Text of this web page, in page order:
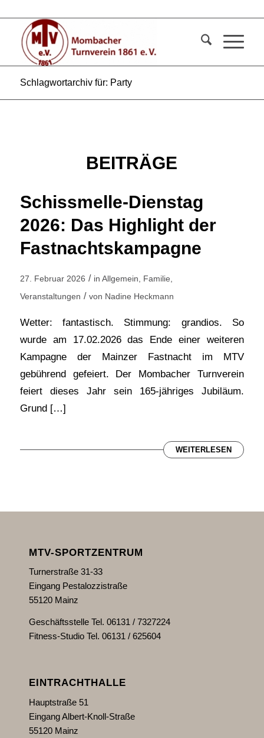
Schlagwortarchiv für: Party
BEITRÄGE
Schissmelle-Dienstag
2026: Das Highlight der
Fastnachtskampagne
27. Februar 2026 / in Allgemein Familie
Veranstaltungen / von Nadine Heckmann
Wetter: fantastisch. Stimmung: grandios. So
wurde am 17.02.2026 das Ende einer weiteren
Kampagne der Mainzer Fastnacht im MTV
gebührend gefeiert. Der Mombacher Turnverein
feiert dieses Jahr sein 165-jähriges Jubiläum.
Grund […]
WEITERLESEN
MTV-SPORTZENTRUM
Turnerstraße 31-33
Eingang Pestalozzistraße
55120 Mainz
Geschäftsstelle Tel. 06131 / 7327224
Fitness-Studio Tel. 06131 / 625604
EINTRACHTHALLE
Hauptstraße 51
Eingang Albert-Knoll-Straße
55120 Mainz